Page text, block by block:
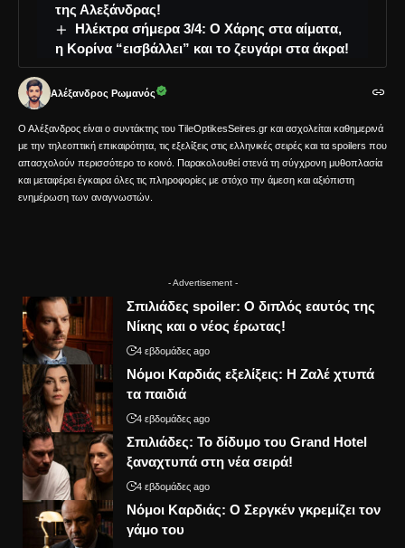
της Αλεξάνδρας!
Ηλέκτρα σήμερα 3/4: Ο Χάρης στα αίματα,
η Κορίνα “εισβάλλει” και το ζευγάρι στα άκρα!
Αλέξανδρος Ρωμανός
Ο Αλέξανδρος είναι ο συντάκτης του TileOptikesSeires.gr και ασχολείται καθημερινά
με την τηλεοπτική επικαιρότητα, τις εξελίξεις στις ελληνικές σειρές και τα spoilers που
απασχολούν περισσότερο το κοινό. Παρακολουθεί στενά τη σύγχρονη μυθοπλασία
και μεταφέρει έγκαιρα όλες τις πληροφορίες με στόχο την άμεση και αξιόπιστη
ενημέρωση των αναγνωστών.
- Advertisement -
Σπιλιάδες spoiler: Ο διπλός εαυτός της
Νίκης και ο νέος έρωτας!
4 εβδομάδες ago
Νόμοι Καρδιάς εξελίξεις: Η Ζαλέ χτυπά
τα παιδιά
4 εβδομάδες ago
Σπιλιάδες: Το δίδυμο του Grand Hotel
ξαναχτυπά στη νέα σειρά!
4 εβδομάδες ago
Νόμοι Καρδιάς: Ο Σεργκέν γκρεμίζει τον
γάμο του